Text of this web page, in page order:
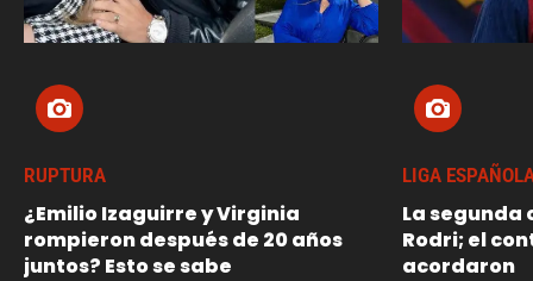
RUPTURA
¿Emilio Izaguirre y Virginia
rompieron después de 20 años
juntos? Esto se sabe
LIGA
La
Rodri; el
acordaron